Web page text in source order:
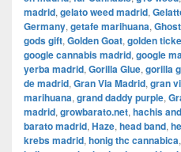
madrid, gelato weed madrid,
Germany, getafe marihuana,
gods gift, Golden Goat, golden
google cannabis madrid, google
yerba madrid, Gorilla Glue, gorilla
de madrid, ​​Gran Via Madrid, gran
marihuana, grand daddy purple,
madrid, growbarato.net, hachis
barato madrid, Haze, head band,
krebs madrid, honig thc cannabica,